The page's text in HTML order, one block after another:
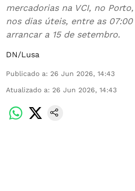
mercadorias na VCI, no
nos dias úteis, entre as 07:00
arrancar a 15 de setembro.
DN/Lusa
Publicado a: 26 Jun 2026, 14:43
Atualizado a: 26 Jun 2026, 14:43